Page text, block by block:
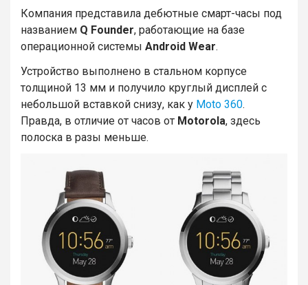
Компания представила дебютные смарт-часы под
названием Q Founder, работающие на базе
операционной системы Android Wear.
Устройство выполнено в стальном корпусе
толщиной 13 мм и получило круглый дисплей с
небольшой вставкой снизу, как у Moto 360.
Правда, в отличие от часов от Motorola, здесь
полоска в разы меньше.